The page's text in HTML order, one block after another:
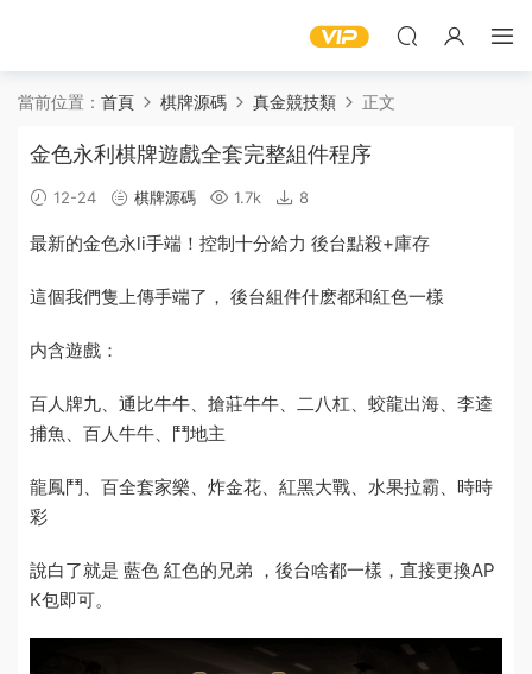
當前位置： 首頁 棋牌源碼 真金競技類 正文
金色永利棋牌遊戲全套完整組件程序
12-24 棋牌源碼 1.7k 8
最新的金色永li手端！控制十分給力 後台點殺+庫存
這個我們隻上傳手端了， 後台組件什麽都和紅色一樣
内含遊戲：
百人牌九、通比牛牛、搶莊牛牛、二八杠、蛟龍出海、李逵
捕魚、百人牛牛、鬥地主
龍鳳鬥、百全套家樂、炸金花、紅黑大戰、水果拉霸、時時
彩
說白了就是 藍色 紅色的兄弟 ，後台啥都一樣，直接更換AP
K包即可。